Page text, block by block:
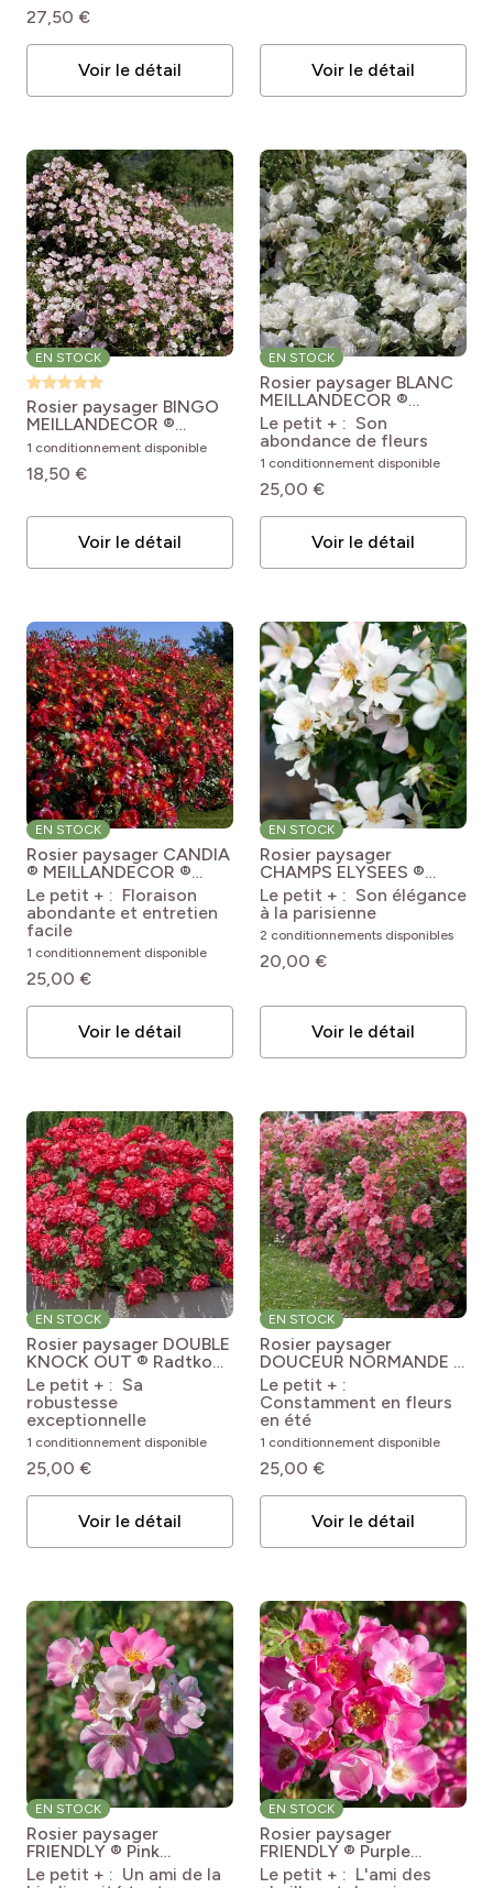
27,50 €
Voir le détail Voir le détail
EN STOCK
Rosier paysager BINGO
MEILLANDECOR ®
Meipotal Rosa X hybrida
BINGO MEILLANDECOR®
'Meipotal'
1 conditionnement disponible
18,50 €
Voir le détail
EN STOCK
Rosier paysager BLANC
MEILLANDECOR ®
Meicoublan Rosa
'Meicoublan' WHITE
MEILLANDECOR®
Le petit + : Son
abondance de fleurs
1 conditionnement disponible
25,00 €
Voir le détail
EN STOCK
Rosier paysager CANDIA
® MEILLANDECOR ®
Meiboulka
Rosa
'Meiboulka' CANDIA
MEILLANDECOR®
Le petit + : Floraison
abondante et entretien
facile
1 conditionnement disponible
25,00 €
Voir le détail
EN STOCK
Rosier paysager
CHAMPS ELYSEES ®
Meiplumty Rosa x
floribunda Street
Colors® Champs
Elysées® 'Meiplumty'
Le petit + : Son élégance
à la parisienne
2 conditionnements disponibles
20,00 €
Voir le détail
EN STOCK
Rosier paysager DOUBLE
KNOCK OUT ® Radtko
Rosa 'Radtko' DOUBLE
KNOCK OUT®
Le petit + : Sa
robustesse
exceptionnelle
1 conditionnement disponible
25,00 €
Voir le détail
EN STOCK
Rosier paysager
DOUCEUR NORMANDE ®
Meipopul Rosa Douceur
Normande® 'Meipopul'
Le petit + :
Constamment en fleurs
en été
1 conditionnement disponible
25,00 €
Voir le détail
EN STOCK
Rosier paysager
FRIENDLY ® Pink
Meissalu
Rosa x
Le petit + : Un ami de la
EN STOCK
Rosier paysager
FRIENDLY ® Purple
Meicosme
Rosa x
Le petit + : L'ami des